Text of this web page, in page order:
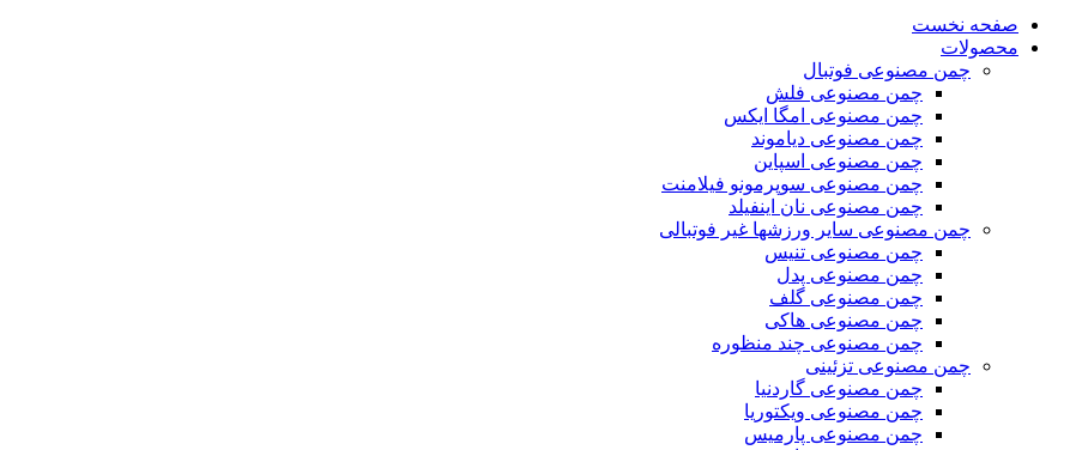
صفحه نخست
محصولات
چمن مصنوعی فوتبال
چمن مصنوعی فلش
چمن مصنوعی امگا ایکس
چمن مصنوعی دیاموند
چمن مصنوعی اسپاین
چمن مصنوعی سوپرمونو فیلامنت
چمن مصنوعی نان اینفیلد
چمن مصنوعی سایر ورزشها غیر فوتبالی
چمن مصنوعی تنیس
چمن مصنوعی پدل
چمن مصنوعی گلف
چمن مصنوعی هاکی
چمن مصنوعی چند منظوره
چمن مصنوعی تزئینی
چمن مصنوعی گاردنیا
چمن مصنوعی ویکتوریا
چمن مصنوعی پارمیس